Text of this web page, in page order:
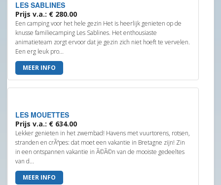
LES SABLINES
Prijs v.a.: € 280.00
Een camping voor het hele gezin Het is heerlijk genieten op de
knusse familiecamping Les Sablines. Het enthousiaste
animatieteam zorgt ervoor dat je gezin zich niet hoeft te vervelen.
Een erg leuk pro...
MEER INFO
LES MOUETTES
Prijs v.a.: € 634.00
Lekker genieten in het zwembad! Havens met vuurtorens, rotsen,
stranden en crÃªpes: dat moet een vakantie in Bretagne zijn! Zin
in een ontspannen vakantie in Ã©Ã©n van de mooiste gedeeltes
van d...
MEER INFO